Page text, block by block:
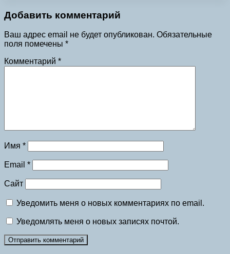
Добавить комментарий
Ваш адрес email не будет опубликован. Обязательные
поля помечены *
Комментарий *
Имя *
Email *
Сайт
Уведомить меня о новых комментариях по email.
Уведомлять меня о новых записях почтой.